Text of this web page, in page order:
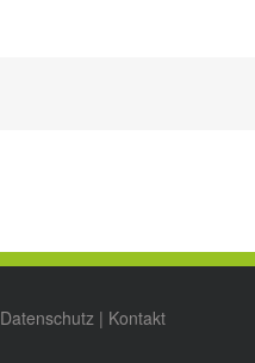
Datenschutz| Kontakt